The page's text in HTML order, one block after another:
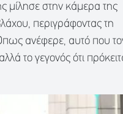
μίλησε στην κάμερα της
περιγράφοντας τη
ανέφερε, αυτό που
το γεγονός ότι